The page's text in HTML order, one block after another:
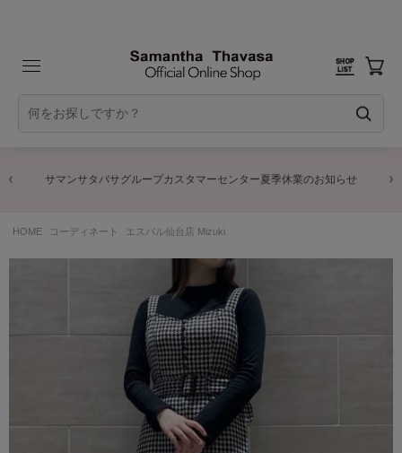
サマンサタバサグループカスタマーセンター夏季休業のお知らせ
HOME コーディネート エスパル仙台店 Mizuki